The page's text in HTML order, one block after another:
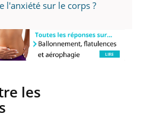
l'anxiété sur le corps ?
les